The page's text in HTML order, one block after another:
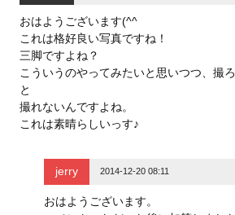
おはようございます(^^
これは格好良い写真ですね！
三脚ですよね？
こういうのやってみたいと思いつつ、撮
と
撮れないんですよね。
これは素晴らしいっす♪
jerry 2014-12-20 08:11
おはようございます。